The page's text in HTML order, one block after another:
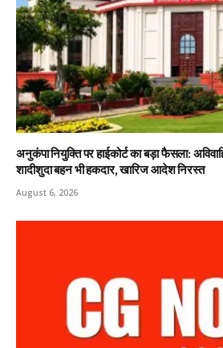
अनुकंपा नियुक्ति पर हाईकोर्ट का बड़ा फैसला:
शादीशुदा बहन भी हकदार, खारिज आदेश निरस्त
August 6, 2026